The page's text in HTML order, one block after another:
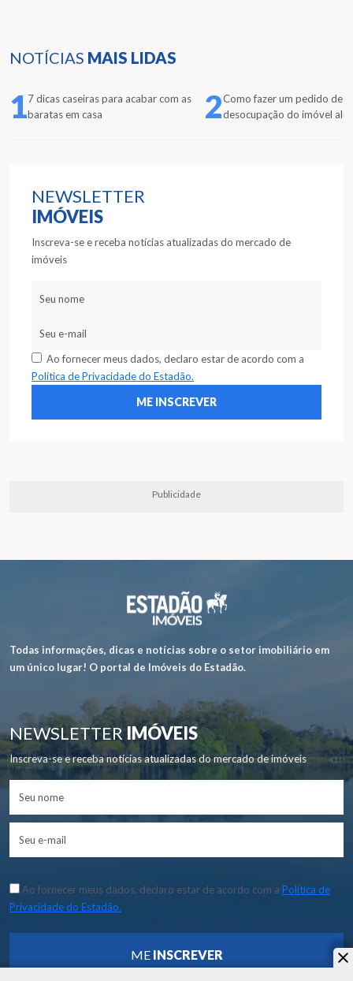
NOTÍCIAS MAIS LIDAS
17 dicas caseiras para acabar com as
baratas em casa
2Como fazer um pedido de
desocupação do imóvel
NEWSLETTER
IMÓVEIS
Inscreva-se e receba notícias atualizadas do mercado de
imóveis
Ao fornecer meus dados, declaro estar de acordo com a
Política de Privacidade do Estadão.
Publicidade
Todas informações, dicas e notícias sobre o setor imobiliário em
um único lugar! O portal de Imóveis do Estadão.
NEWSLETTERIMÓVEIS
Inscreva-se e receba notícias atualizadas do mercado de imóveis
Ao fornecer meus dados, declaro estar de acordo com a Política de
Privacidade do Estadão.
ME INSCREVER